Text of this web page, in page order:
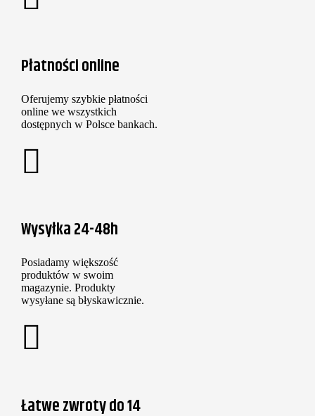
Płatności online
Oferujemy szybkie płatności
online we wszystkich
dostępnych w Polsce bankach.
Wysyłka 24-48h
Posiadamy większość
produktów w swoim
magazynie. Produkty
wysyłane są błyskawicznie.
Łatwe zwroty do 14